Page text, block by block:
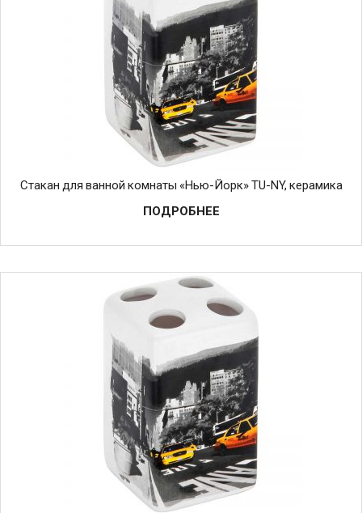
Стакан для ванной комнаты «Нью-Йорк» TU-NY, керамика
ПОДРОБНЕЕ